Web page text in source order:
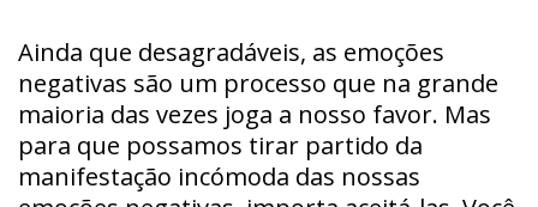
Ainda que desagradáveis, as emoções
negativas são um processo que na grande
maioria das vezes joga a nosso favor. Mas
para que possamos tirar partido da
manifestação incómoda das nossas